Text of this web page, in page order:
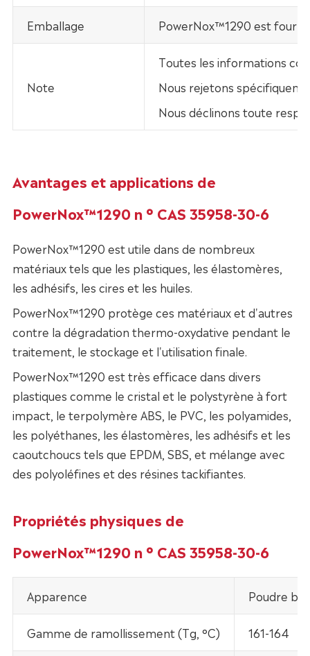
Emballage PowerNox™1290 est fourni
Note
Toutes les informations
Nous rejetons
Nous déclinons toute
Avantages et applications de
PowerNox™1290 n ° CAS 35958-30-6
PowerNox™1290 est utile dans de nombreux
matériaux tels que les plastiques, les élastomères,
les adhésifs, les cires et les huiles.
PowerNox™1290 protège ces matériaux et d'autres
contre la dégradation thermo-oxydative pendant le
traitement, le stockage et l'utilisation finale.
PowerNox™1290 est très efficace dans divers
plastiques comme le cristal et le polystyrène à fort
impact, le terpolymère ABS, le PVC, les polyamides,
les polyéthanes, les élastomères, les adhésifs et les
caoutchoucs tels que EPDM, SBS, et mélange avec
des polyoléfines et des résines tackifiantes.
Propriétés physiques de
PowerNox™1290 n ° CAS 35958-30-6
Apparence Poudre
Gamme de ramollissement (Tg, °C) 161-164